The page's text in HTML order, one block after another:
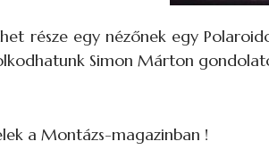
része egy nézőnek egy
Simon Márton
a Montázs-magazinban !